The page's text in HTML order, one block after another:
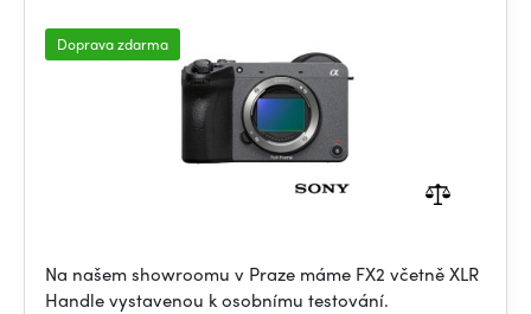
Doprava zdarma
Na našem showroomu v Praze máme FX2 včetně XLR
Handle vystavenou k osobnímu testování.